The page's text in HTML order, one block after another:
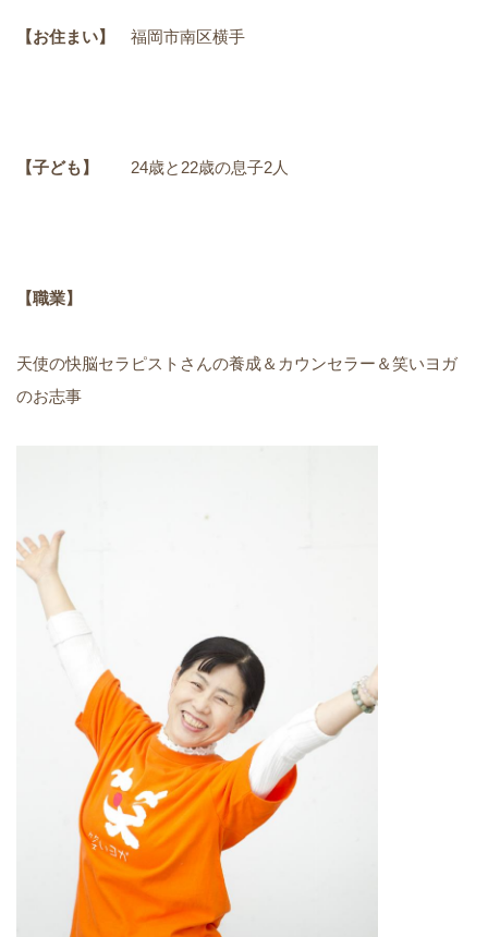
【お住まい】 福岡市南区横手
【子ども】 24歳と22歳の息子2人
【職業】
天使の快脳セラピストさんの養成＆カウンセラー＆笑いヨガ
のお志事